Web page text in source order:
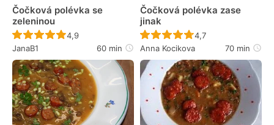
Čočková polévka se
zeleninou
Recept ještě nebyl hodnocen
4,9
JanaB1
60 min
Čočková polévka zase
jinak
Recept ještě nebyl
4,7
Anna Kocikova
70 min